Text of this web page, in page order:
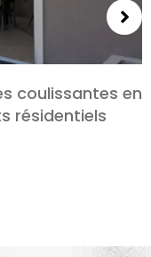
pour les
Style, et